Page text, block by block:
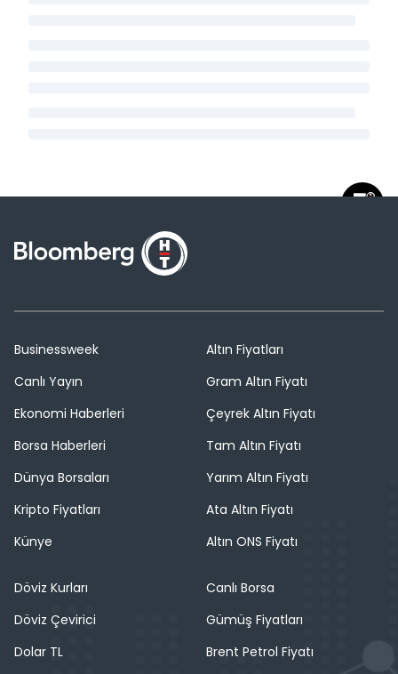
Businessweek
Canlı Yayın
Ekonomi Haberleri
Borsa Haberleri
Dünya Borsaları
Kripto Fiyatları
Künye
Altın Fiyatları
Gram Altın Fiyatı
Çeyrek Altın Fiyatı
Tam Altın Fiyatı
Yarım Altın Fiyatı
Ata Altın Fiyatı
Altın ONS Fiyatı
Döviz Kurları
Döviz Çevirici
Dolar TL
Canlı Borsa
Gümüş Fiyatları
Brent Petrol Fiyatı